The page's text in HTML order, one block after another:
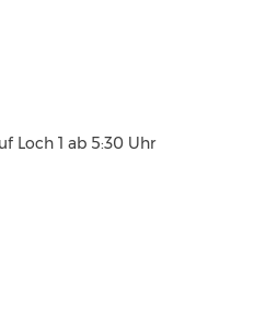
Loch 1 ab 5:30 Uhr